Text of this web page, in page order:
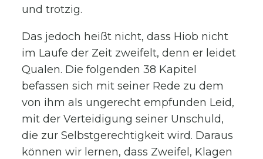
und trotzig.
Das jedoch heißt nicht, dass Hiob nicht
im Laufe der Zeit zweifelt, denn er leidet
Qualen. Die folgenden 38 Kapitel
befassen sich mit seiner Rede zu dem
von ihm als ungerecht empfunden Leid,
mit der Verteidigung seiner Unschuld,
die zur Selbstgerechtigkeit wird. Daraus
können wir lernen, dass Zweifel, Klagen